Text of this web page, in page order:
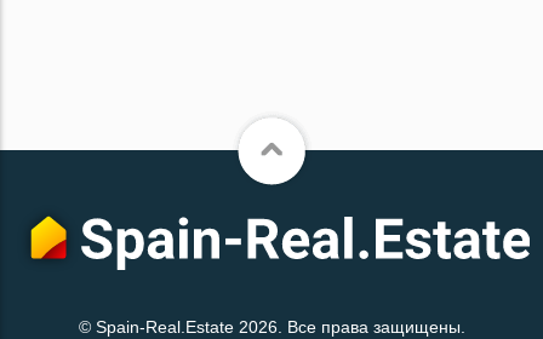
© Spain-Real.Estate 2026. Все права защищены.